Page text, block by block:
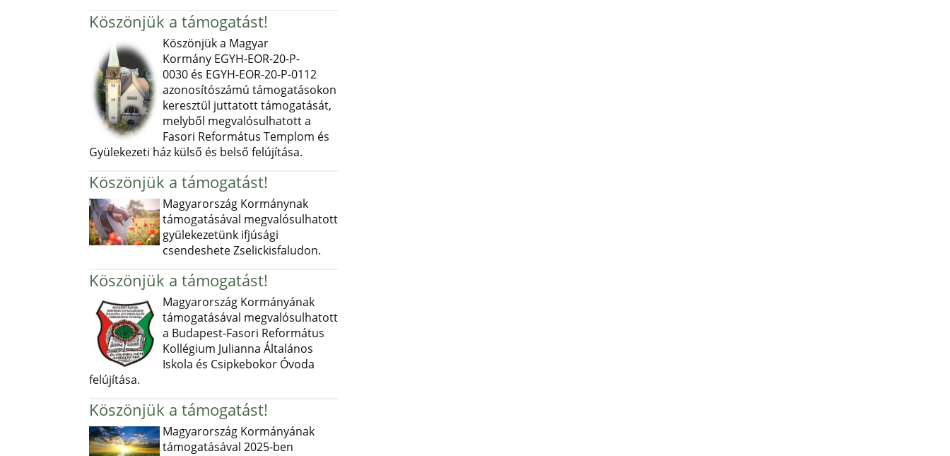
Köszönjük a támogatást!
Köszönjük a Magyar
Kormány EGYH-EOR-20-P-
0030 és EGYH-EOR-20-P-0112
azonosítószámú támogatásokon
keresztül juttatott támogatását,
melyből megvalósulhatott a
Fasori Református Templom és
Gyülekezeti ház külső és belső felújítása.
Köszönjük a támogatást!
Magyarország Kormánynak
támogatásával megvalósulhatott
gyülekezetünk ifjúsági
csendeshete Zselickisfaludon.
Köszönjük a támogatást!
Magyarország Kormányának
támogatásával megvalósulhatott
a Budapest-Fasori Református
Kollégium Julianna Általános
Iskola és Csipkebokor Óvoda
felújítása.
Köszönjük a támogatást!
Magyarország Kormányának
támogatásával 2025-ben